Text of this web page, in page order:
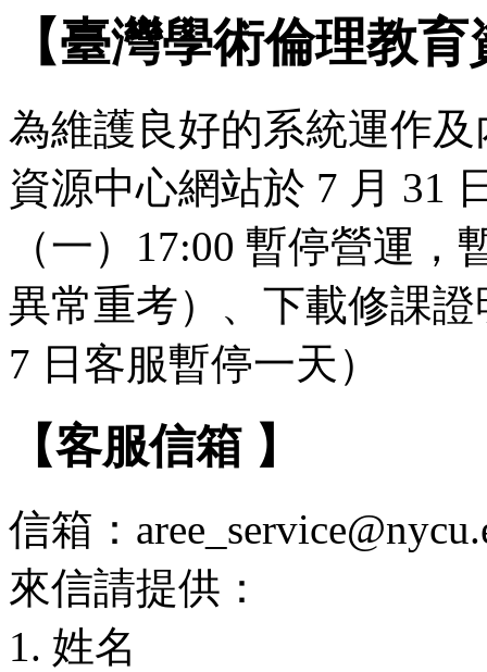
【臺灣學術倫理教
為維護良好的系統運作
資源中心網站於 7 月 31
（一）17:00 暫停營運
異常重考）、下載修課
7 日客服暫停一天）
【客服信箱 】
信箱：
來信請提供：
1. 姓名